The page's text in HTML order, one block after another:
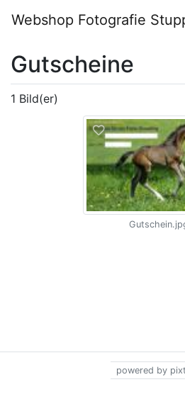
Webshop Fotografie
Gutscheine
1 Bild(er)
powered by